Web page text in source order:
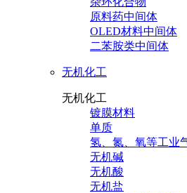
原料药中间体
OLED材料中间体
二苯胺类中间体
无机化工
无机化工
镀膜材料
单质
氢、氮、氧等工业
无机碱
无机酸
无机盐